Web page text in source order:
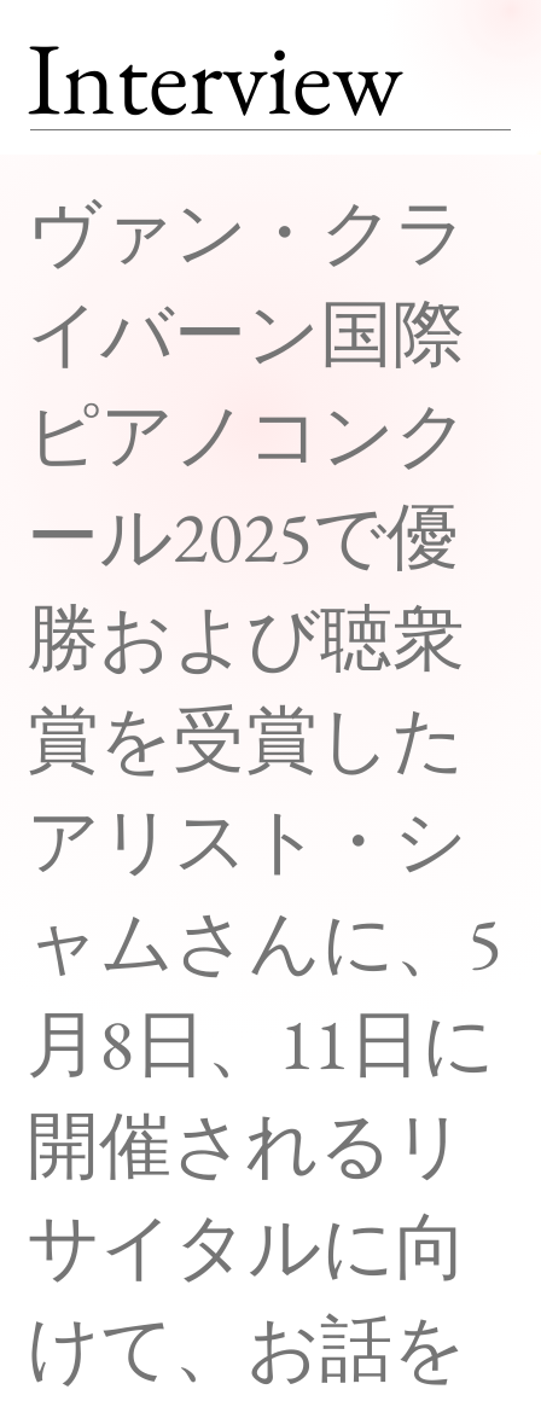
Interview
ヴァン・クラ
イバーン国際
ピアノコンク
ール2025で優
勝および聴衆
賞を受賞した
アリスト・シ
ャムさんに、5
月8日、11日に
開催されるリ
サイタルに向
けて、お話を